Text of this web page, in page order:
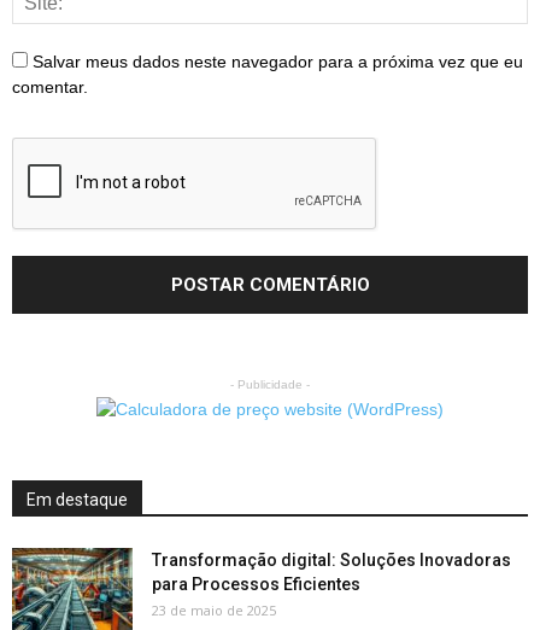
Salvar meus dados neste navegador para a próxima vez que eu
comentar.
- Publicidade -
Em destaque
Transformação digital: Soluções Inovadoras
para Processos Eficientes
23 de maio de 2025